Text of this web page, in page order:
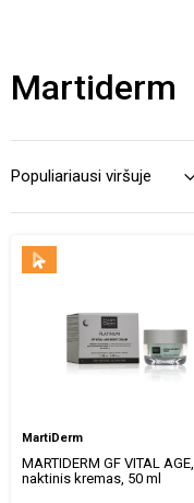
Martiderm
MartiDerm
MARTIDERM GF VITAL AGE,
naktinis kremas, 50 ml